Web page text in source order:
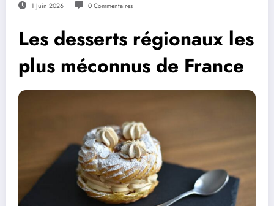
1 Juin 2026 0 Commentaires
Les desserts régionaux les
plus méconnus de France